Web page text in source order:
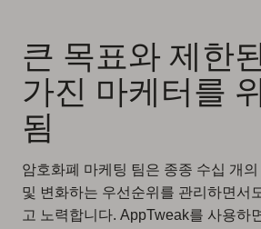
큰 목표와 제한
가진 마케터를
됨
암호화폐 마케팅 팀은 종종 수십 개
및 변화하는 우선순위를 관리하면서
고 노력합니다. AppTweak를 사용하